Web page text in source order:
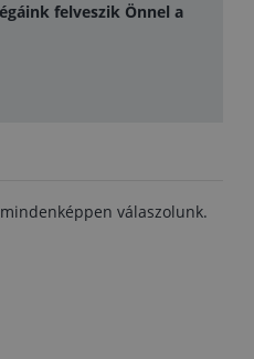
felveszik Önnel a
válaszolunk.